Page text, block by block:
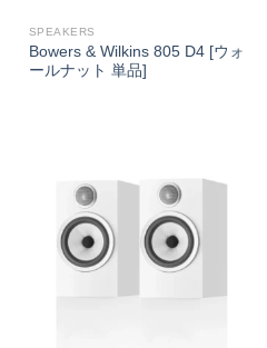
SPEAKERS
Bowers & Wilkins 805 D4 [ウォ
ールナット 単品]